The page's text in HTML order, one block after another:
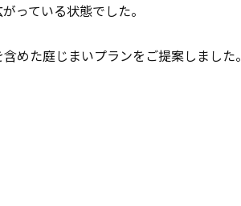
っている状態でした。
めた庭じまいプランをご提案しました。